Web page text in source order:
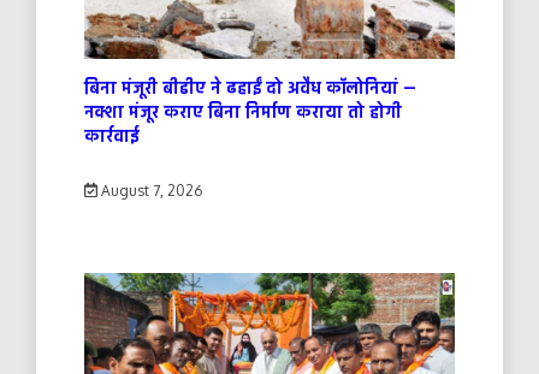
बिना मंजूरी बीडीए ने ढहाईं दो अवैध कॉलोनियां —
नक्शा मंजूर कराए बिना निर्माण कराया तो होगी
कार्रवाई
August 7, 2026